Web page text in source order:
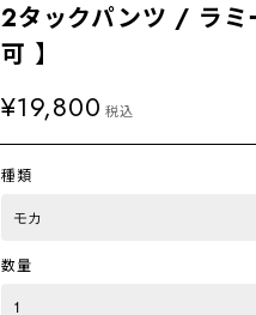
2タックパンツ / ラ
可 】
¥19,800 税込
種類
数量